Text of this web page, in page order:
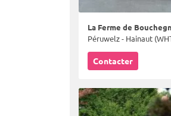
La Ferme de
Péruwelz - Hainaut
Contacter